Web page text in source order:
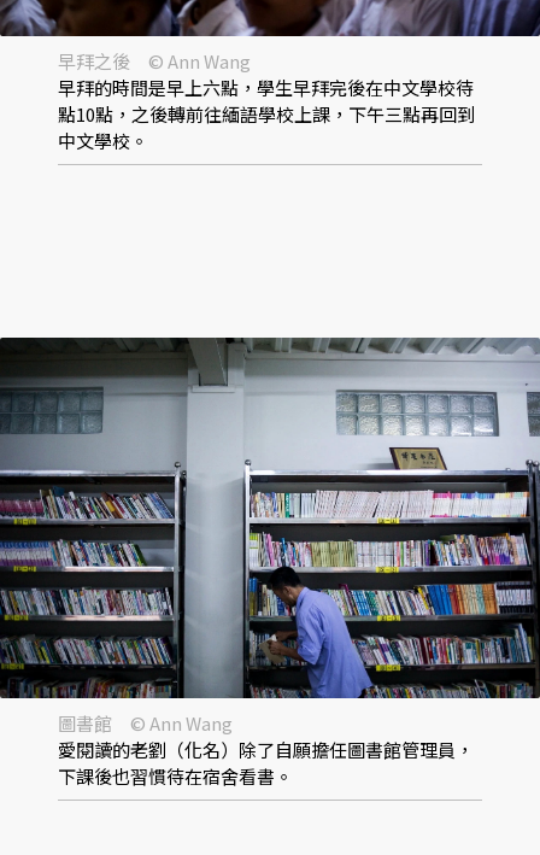
早拜之後 © Ann Wang
早拜的時間是早上六點，學生早拜完後在中文學校待
點10點，之後轉前往緬語學校上課，下午三點再回到
中文學校。
圖書館 © Ann Wang
愛閱讀的老劉（化名）除了自願擔任圖書館管理員，
下課後也習慣待在宿舍看書。